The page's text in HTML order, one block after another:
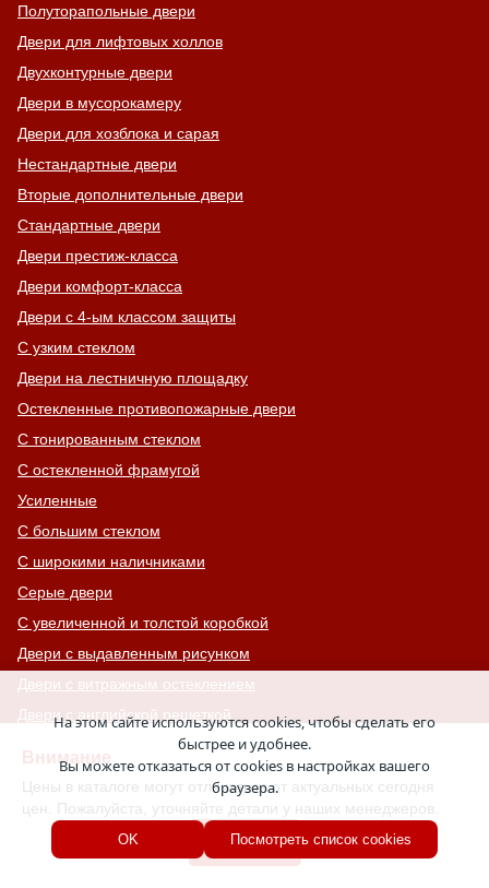
Внимание
Цены в каталоге могут отличаться от актуальных сегодня
цен. Пожалуйста, уточняйте детали у наших менеджеров.
Хорошо
Полуторапольные двери
Двери для лифтовых холлов
Двухконтурные двери
Двери в мусорокамеру
Двери для хозблока и сарая
Нестандартные двери
Вторые дополнительные двери
Стандартные двери
Двери престиж-класса
Двери комфорт-класса
Двери с 4-ым классом защиты
С узким стеклом
Двери на лестничную площадку
Остекленные противопожарные двери
С тонированным стеклом
С остекленной фрамугой
Усиленные
С большим стеклом
С широкими наличниками
Серые двери
С увеличенной и толстой коробкой
Двери с выдавленным рисунком
Двери с витражным остеклением
Двери с английской решеткой
Глухие противопожарные двери
Однопольные противопожарные двери
Двери со львом
Двери Антипаника
На этом сайте используются cookies, чтобы сделать его
быстрее и удобнее.
Вы можете отказаться от cookies в настройках вашего
браузера.
OK Посмотреть список cookies